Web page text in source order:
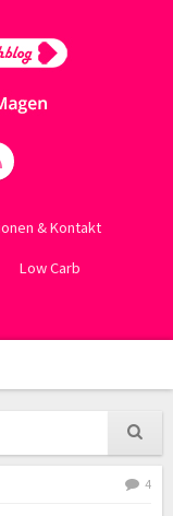
& Kontakt
Low Carb
4